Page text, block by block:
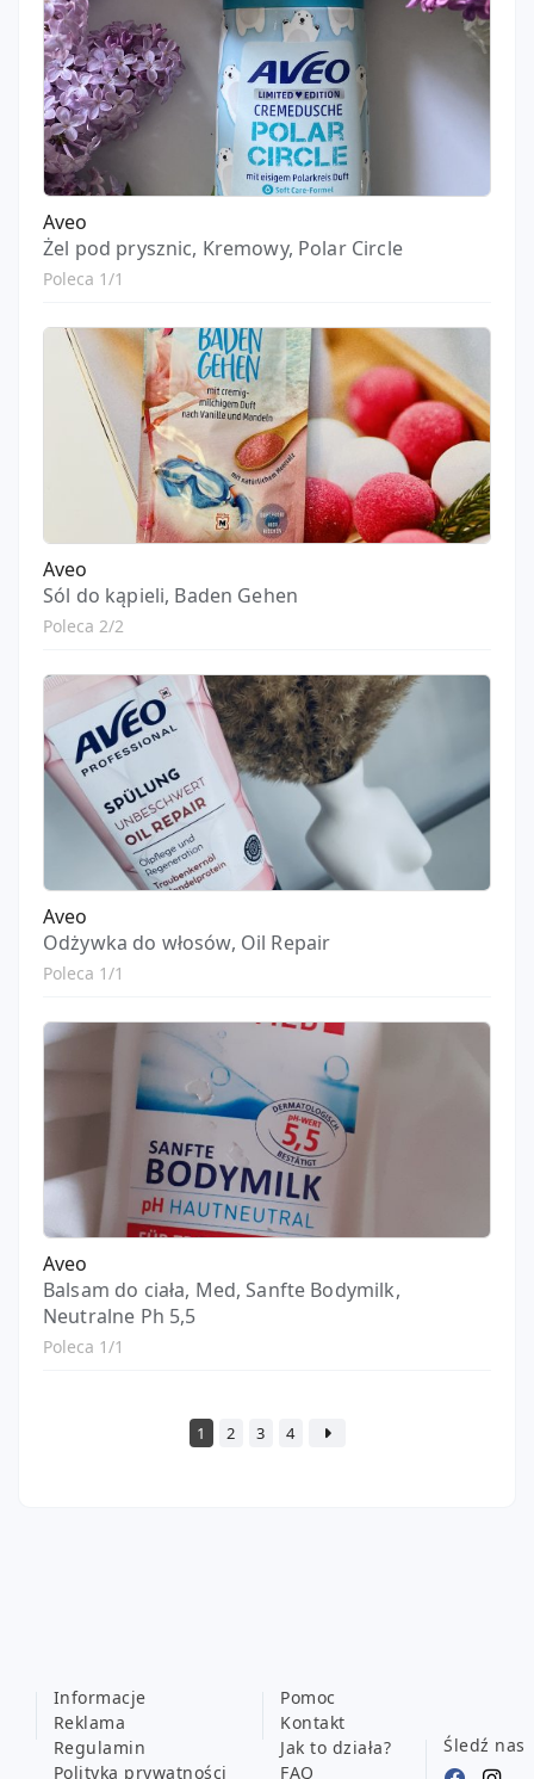
Aveo
Żel pod prysznic, Kremowy, Polar Circle
Poleca 1/1
Aveo
Sól do kąpieli, Baden Gehen
Poleca 2/2
Aveo
Odżywka do włosów, Oil Repair
Poleca 1/1
Aveo
Balsam do ciała, Med, Sanfte Bodymilk,
Neutralne Ph 5,5
Poleca 1/1
1 2 3 4
Informacje
Reklama
Regulamin
Polityka prywatności
Pomoc
Kontakt
Jak to działa?
FAQ
Śledź nas